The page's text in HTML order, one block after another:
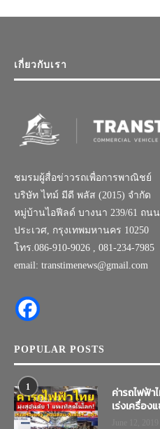
เกี่ยวกับเรา
ชมรมผู้สื่อข่าวรถเพื่อการพาณิชย์
บริษัท ไทม์ มีดี พลัส (2015) จำกัด
หมู่บ้านไอฟีลด์ บางนา 239/61 ถน
ประเวศ, กรุงเทพมหานคร 10250
โทร.086-910-9026 , 081-234-7985
email: transtimenews@gmail.com
POPULAR POSTS
1
ค่ารถไฟฟ้า
เร่งเครื่อง